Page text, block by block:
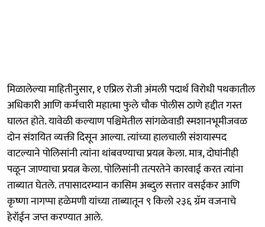
मिळालेल्या माहितीनुसार, १ एप्रिल रोजी अंमली पदार्थ विरोधी पथकातील
अधिकारी आणि कर्मचारी महात्मा फुले चौक पोलीस ठाणे हद्दीत गस्त
घालत होते. यावेळी कल्याण पश्चिमेतील सांगळेवाडी स्मशानभूमीजवळ
दोन संशयित व्यक्ती दिसून आल्या. त्यांच्या हालचाली संशयास्पद
वाटल्याने पोलिसांनी त्यांना थांबवण्याचा प्रयत्न केला. मात्र, दोघांनीही
पळून जाण्याचा प्रयत्न केला. पोलिसांनी तत्परतेने कारवाई करत त्यांना
ताब्यात घेतले. तपासादरम्यान कासिम अब्दुल सत्तार वसईकर आणि
कृष्णा नागप्पा हळेमणी यांच्या ताब्यातून ९ किलो २३६ ग्रॅम वजनाचे
हेरॉईन जप्त करण्यात आले.